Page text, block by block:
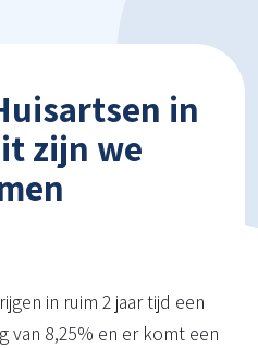
in
zijn we
in ruim 2 jaar tijd een
8,25% en er komt een